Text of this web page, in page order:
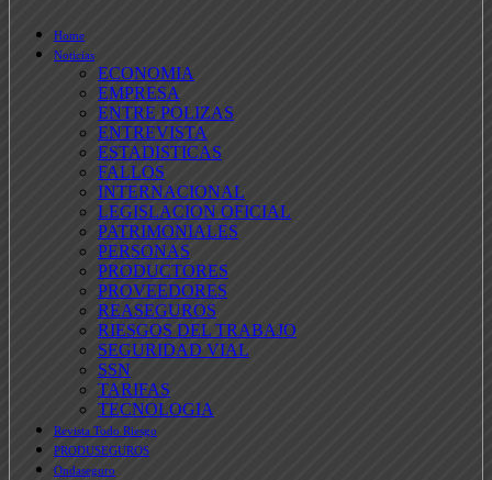
Home
Noticias
ECONOMIA
EMPRESA
ENTRE POLIZAS
ENTREVISTA
ESTADISTICAS
FALLOS
INTERNACIONAL
LEGISLACION OFICIAL
PATRIMONIALES
PERSONAS
PRODUCTORES
PROVEEDORES
REASEGUROS
RIESGOS DEL TRABAJO
SEGURIDAD VIAL
SSN
TARIFAS
TECNOLOGIA
Revista Todo Riesgo
PRODUSEGUROS
Ondaseguro